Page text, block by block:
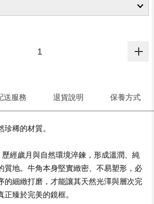
送服務 退貨說明 保養方式
珍稀的材質。
歷經歲月與自然環境淬鍊，形成溫潤、純
質地。牛角本身堅實緻密、不易塑形，必
的細緻打磨，才能讓其天然光澤與層次完
臻於完美的鏡框。